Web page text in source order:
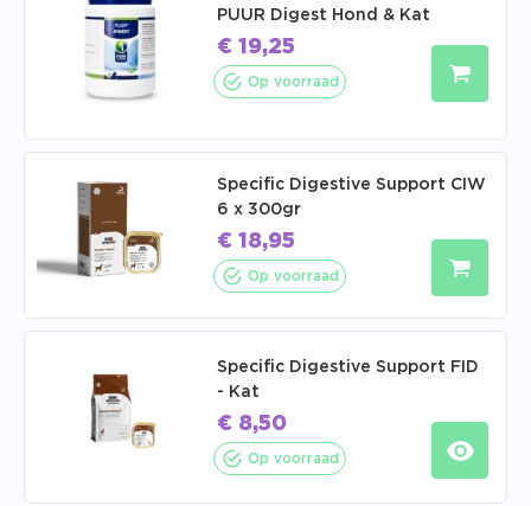
PUUR Digest Hond & Kat
€ 19,25
Op voorraad
Specific Digestive Support CIW
6 x 300gr
€ 18,95
Op voorraad
Specific Digestive Support FID
- Kat
€ 8,50
Op voorraad